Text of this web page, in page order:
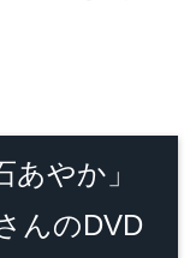
あやか」
んのDVD